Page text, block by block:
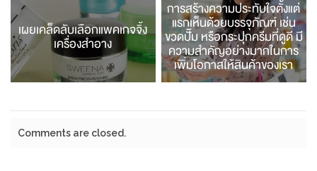
การสร้างความประทับใจตั้งแต่
แรกเห็นด้วยบรรจุภัณฑ์ เช่น
ขวดปั๊ม หรือกระปุกครีมที่ดูดี มี
ความสำคัญอย่างมากในการ
เพิ่มโอกาสให้สินค้าของเรา
เผยเคล็ดลับเลือกแพคเกจจิ้ง
เครื่องสำอาง
Comments are closed.